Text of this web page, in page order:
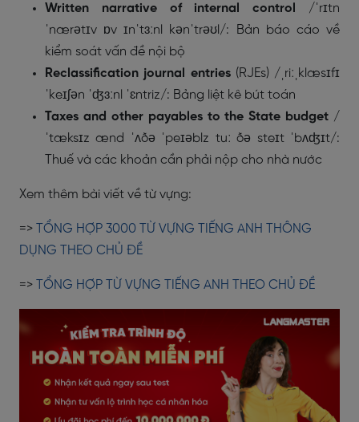
Written narrative of internal control /ˈrɪtn
ˈnærətɪv ɒv ɪnˈtɜːnl kənˈtrəʊl/: Bản báo cáo về
kiểm soát vấn đề nội bộ
Reclassification journal entries(RJEs) /ˌriːˌklæsɪfɪ
ˈkeɪʃən ˈʤɜːnl ˈɛntriz/: Bảng liệt kê bút toán
Taxes and other payables to the State budget /
ˈtæksɪz ænd ˈʌðə ˈpeɪəblz tuː ðə steɪt ˈbʌʤɪt/:
Thuế và các khoản cần phải nộp cho nhà nước
Xem thêm bài viết về từ vựng:
=>
TỔNG HỢP 3000 TỪ VỰNG TIẾNG ANH THÔNG
DỤNG THEO CHỦ ĐỀ
=> TỔNG HỢP TỪ VỰNG TIẾNG ANH THEO CHỦ ĐỀ